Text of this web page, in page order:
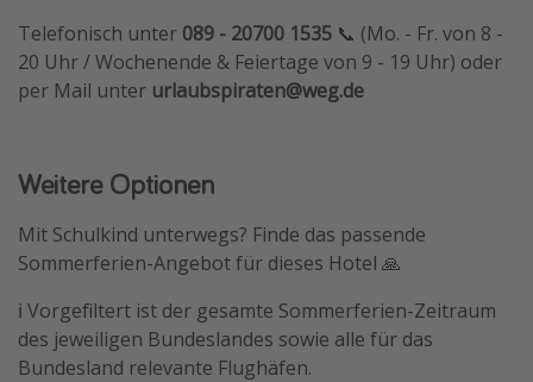
Telefonisch unter 089 - 20700 1535 📞 (Mo. - Fr. von 8 -
20 Uhr / Wochenende & Feiertage von 9 - 19 Uhr) oder
per Mail unter urlaubspiraten@weg.de
Weitere Optionen
Mit Schulkind unterwegs? Finde das passende
Sommerferien-Angebot für dieses Hotel 🙏
ℹ️ Vorgefiltert ist der gesamte Sommerferien-Zeitraum
des jeweiligen Bundeslandes sowie alle für das
Bundesland relevante Flughäfen.